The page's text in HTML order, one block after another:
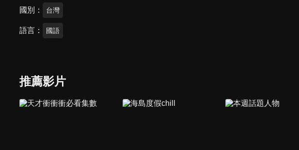
國別 台灣
語言 國語
推薦影片